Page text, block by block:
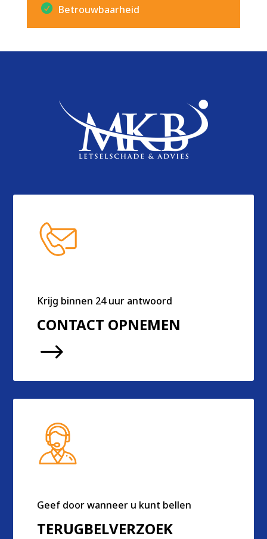
Betrouwbaarheid
Krijg binnen 24 uur antwoord
CONTACT OPNEMEN
$
Geef door wanneer u kunt bellen
TERUGBELVERZOEK